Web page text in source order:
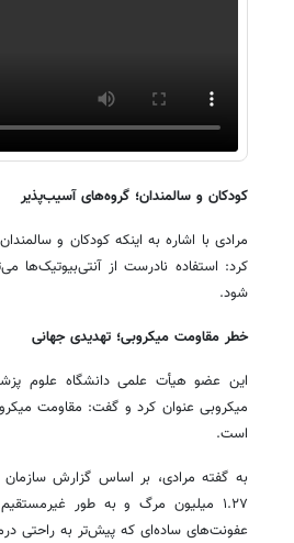
کودکان و سالمندان؛ گروه‌های آسیب‌پذیر
مرادی با اشاره به اینکه کودکان و
کرد: استفاده نادرست از آنتی‌بیوتیک‌ها
شود.
خطر مقاومت میکروبی؛ تهدیدی جهانی
این عضو هیأت علمی دانشگاه علوم
میکروبی عنوان کرد و گفت: مقاومت
است.
عفونت‌های ساده‌ای که پیش‌تر به راحتی